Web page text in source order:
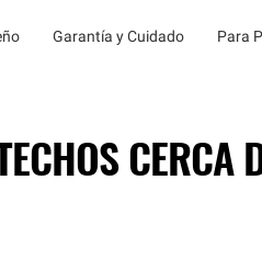
Garantía y Cuidado Para
CERCA